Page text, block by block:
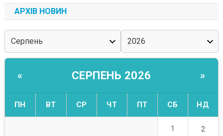
АРХІВ НОВИН
« СЕРПЕНЬ 2026 »
ПН ВТ СР ЧТ ПТ СБ НД
1 2